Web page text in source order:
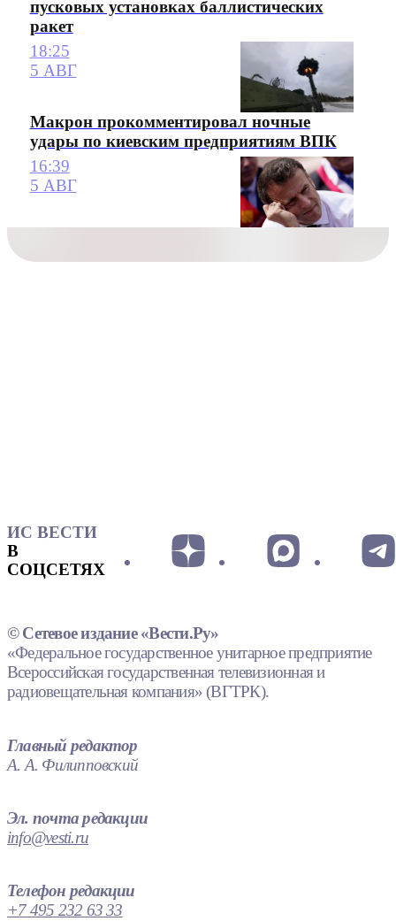
пусковых установках баллистических
ракет
18:25
5 АВГ
Макрон прокомментировал ночные
удары по киевским предприятиям ВПК
16:39
5 АВГ
ИС ВЕСТИ
В
СОЦСЕТЯХ
© Сетевое издание «Вести.Ру»
«Федеральное государственное унитарное предприятие
Всероссийская государственная телевизионная и
радиовещательная компания» (ВГТРК).
Главный редактор
А. А. Филипповский
Эл. почта редакции
info@vesti.ru
Телефон редакции
+7 495 232 63 33